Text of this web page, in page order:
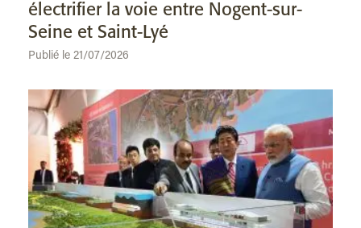
électrifier la voie entre Nogent-sur-
Seine et Saint-Lyé
Publié le 21/07/2026